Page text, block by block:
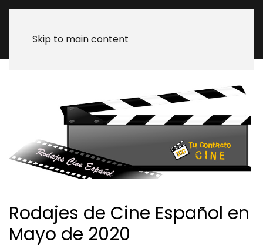
Skip to main content
Rodajes de Cine Español en
Mayo de 2020